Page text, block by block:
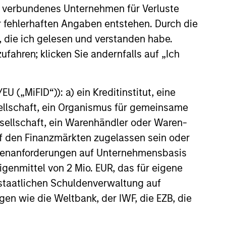
Unternehmen für Verluste
Angaben entstehen. Durch die
die ich gelesen und verstanden habe.
klicken Sie andernfalls auf „Ich
(„MiFID“)): a) ein Kreditinstitut, eine
ein Organismus für gemeinsame
ein Warenhändler oder Waren-
Finanzmärkten zugelassen sein oder
auf Unternehmensbasis
von 2 Mio. EUR, das für eigene
Schuldenverwaltung auf
wie die Weltbank, der IWF, die EZB, die